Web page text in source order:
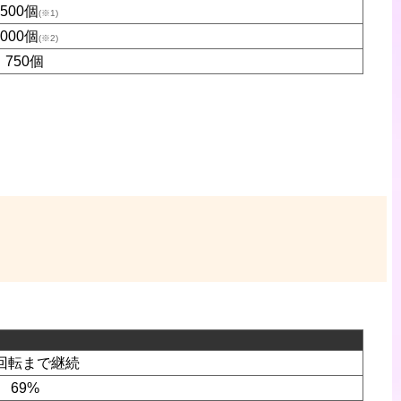
個(※1)
個(※2)
750個
転まで継続
69%